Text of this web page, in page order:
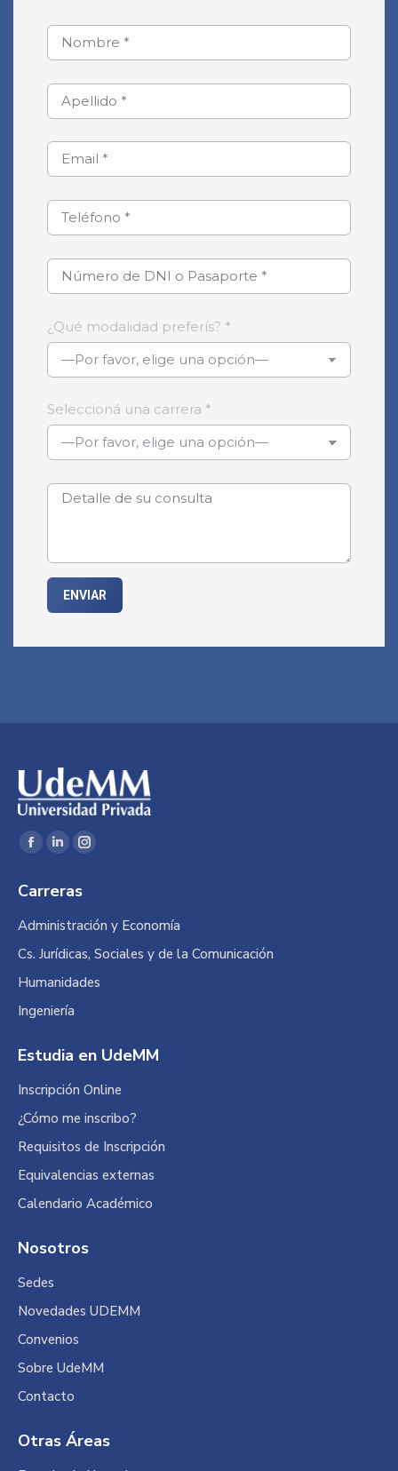
¿Qué modalidad preferís? *
Seleccioná una carrera *
Encuéntranos en:
Facebook
opens
in
new
Linkedin
opens
in
new
Instagram
in
new
Carreras
Administración y Economía
Cs. Jurídicas, Sociales y de la Comunicación
Humanidades
Ingeniería
Estudia en UdeMM
Inscripción Online
¿Cómo me inscribo?
Requisitos de Inscripción
Equivalencias externas
Calendario Académico
Nosotros
Sedes
Novedades UDEMM
Convenios
Sobre UdeMM
Contacto
Otras Áreas